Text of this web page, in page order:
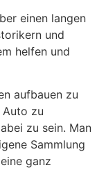
einen langen
und
helfen und
aufbauen zu
Auto zu
zu sein. Man
Sammlung
ganz